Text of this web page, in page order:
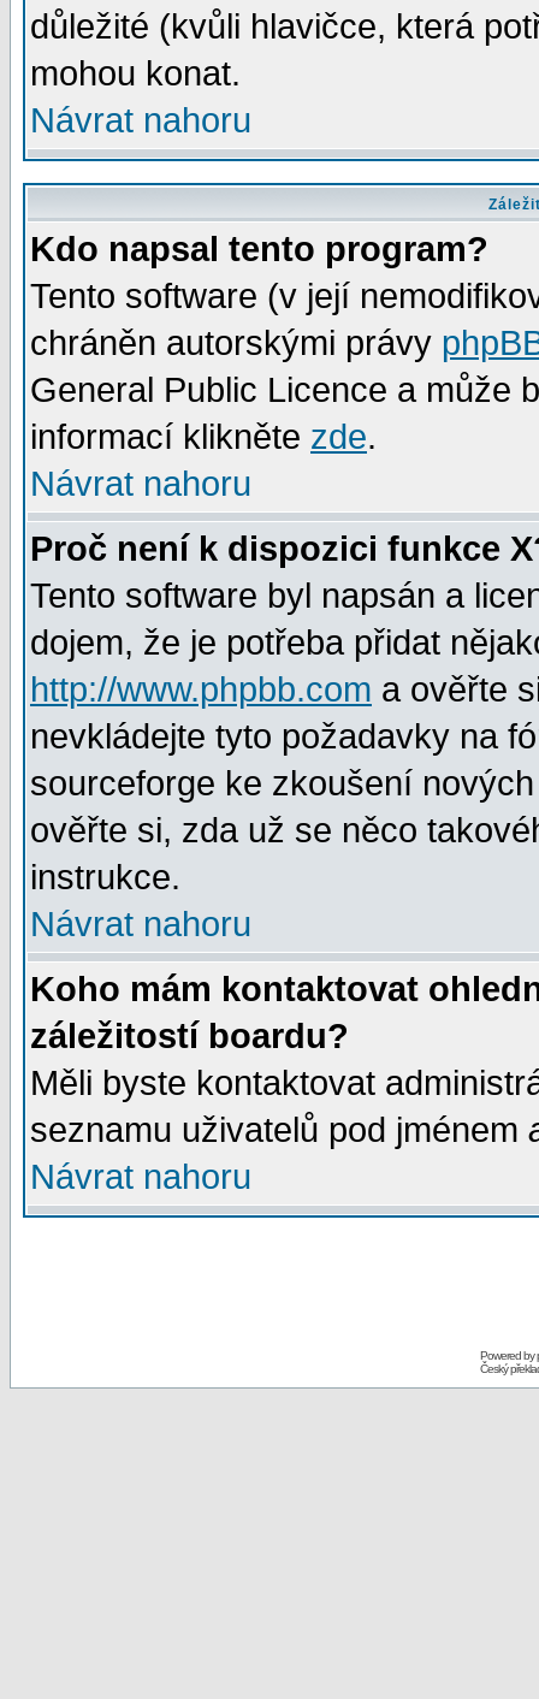
důležité (kvůli hlavičce, která
mohou konat.
Návrat nahoru
Kdo napsal tento program?
Tento software (v její
chráněn autorskými právy
General Public Licence a může
informací klikněte zde.
Návrat nahoru
Proč není k dispozici funkce
Tento software byl napsán a
dojem, že je potřeba přidat
http://www.phpbb.com a ověřte
nevkládejte tyto požadavky na
sourceforge ke zkoušení
ověřte si, zda už se něco
instrukce.
Návrat nahoru
Koho mám kontaktovat
záležitostí boardu?
Měli byste kontaktovat
seznamu uživatelů pod jménem
Návrat nahoru
Powered by
Český